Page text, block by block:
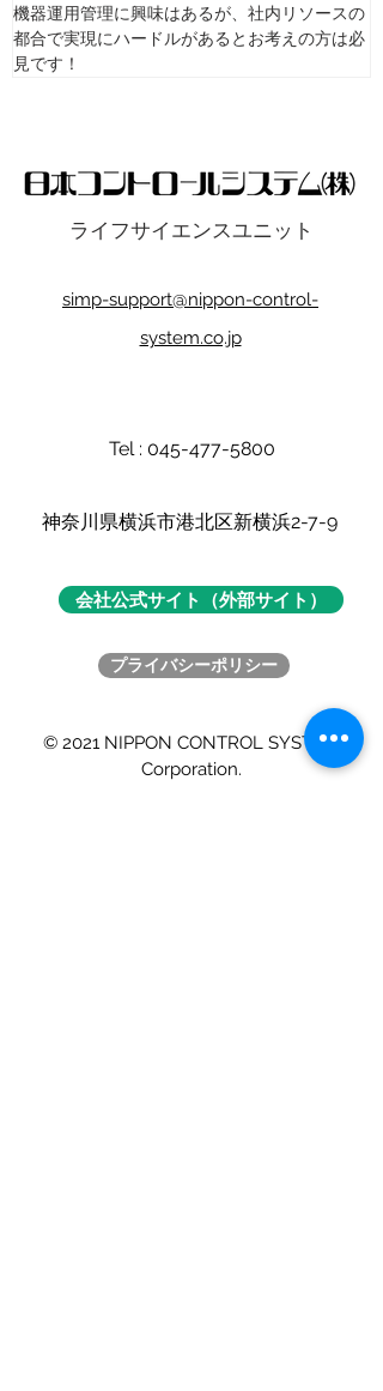
機器運用管理に興味はあるが、社内リソースの
都合で実現にハードルがあるとお考えの方は必
見です！
ライフサイエンスユニット
simp-support@nippon-control-
system.co.jp
Tel : 045-477-5800
​神奈川県横浜市港北区新横浜2-7-9
会社公式サイト（外部サイト）
プライバシーポリシー
© 2021 NIPPON CONTROL SYSTEM
Corporation.